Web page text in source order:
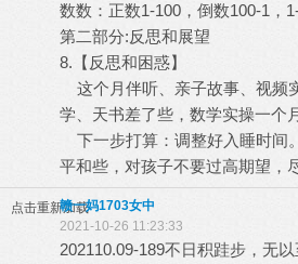
数数：正数1-100，倒数100-1，
第二部分:反思和展望
8.【反思和困惑】
这个月伴听、亲子故事、视频
学、天书差了些，数学实操一个
下一步打算：调整好入睡时间
平和些，对孩子不要过高期望，
点击重新加载赣一妈1703女中
2021-10-26 11:23:33
202110.09-189不日积跬步，无以